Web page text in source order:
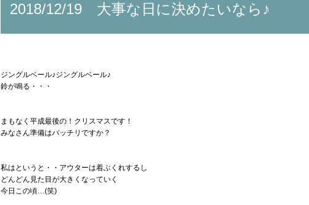
2018/12/19 大事な日に決めたいなら♪
ジングルベール♪ジングルベール♪
鈴が鳴る・・・
まもなく平成最後の！クリスマスです！
みなさん準備はバッチリですか？
私はというと・・アウターは着ぶくれするし
どんどん見た目が大きくなっていく
今日この頃…(笑)